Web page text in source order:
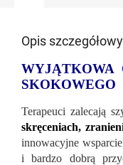
Opis
WYJĄTKOWA
SKOKOWEGO
Terapeuci zalecają
skręceniach,
innowacyjne
i bardzo dobrą